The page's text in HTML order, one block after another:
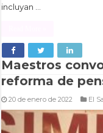
incluyan …
Maestros
reforma de
20 de enero de 2022 El